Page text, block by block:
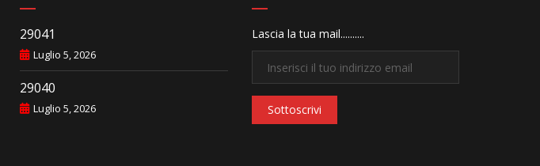
29041
Luglio 5, 2026
29040
Luglio 5, 2026
Lascia la tua mail..........
Sottoscrivi